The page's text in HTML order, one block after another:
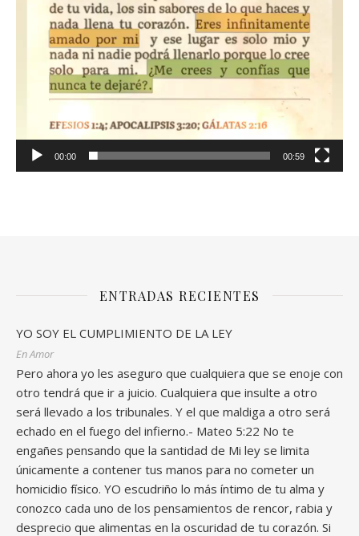
00:00 00:59
ENTRADAS RECIENTES
YO SOY EL CUMPLIMIENTO DE LA LEY
En Amor
Pero ahora yo les aseguro que cualquiera que se enoje con
otro tendrá que ir a juicio. Cualquiera que insulte a otro
será llevado a los tribunales. Y el que maldiga a otro será
echado en el fuego del infierno.- Mateo 5:22 No te
engañes pensando que la santidad de Mi ley se limita
únicamente a contener tus manos para no cometer un
homicidio físico. YO escudriño lo más íntimo de tu alma y
conozco cada uno de los pensamientos de rencor, rabia y
desprecio que alimentas en la oscuridad de tu corazón. Si